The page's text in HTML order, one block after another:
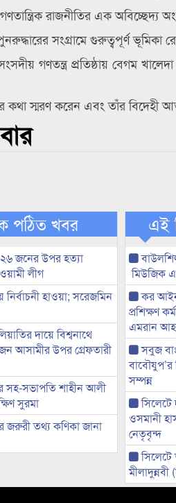
রাজনীতির এক অবিচ্ছেদ্য
সংগ্রামে গুরুত্বপূর্ণ ভূমিকা
গণতন্ত্র প্রতিষ্ঠায় বেগম
স্মরণ করেন এবং তাঁর বিদেহী
পঠিত খবর
জনের উপর হত্যা
লীগ
হাওয়া; সরেজমিন
দায়ে বিশ্বনাথে
আসামীর উপর গ্রেফতারী
সহ-সভাপতি শাহীন আলী
সুরমা
জরুরী তথ্য কণিকা জানা
এই
মিউজিক
কর
প্রশিক্ষণ
এমরান
সবুজ
বাবৌযুপ’র
সম্পন্ন
সিলেটে
ওসমানী
নেতৃবৃন্দ
সিলেটে
মীলাদুন্নবী